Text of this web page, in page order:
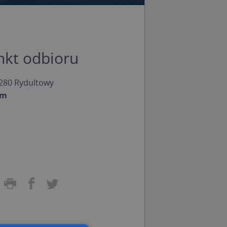
odbioru
Rydultowy